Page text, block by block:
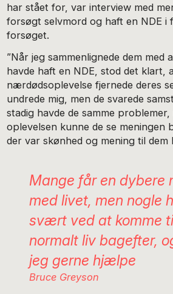
har stået for, var interview med
forsøgt selvmord og haft en NDE i
forsøget.
”Når jeg sammenlignede dem med
havde haft en NDE, stod det klart,
nærdødsoplevelse fjernede deres
undrede mig, men de svarede
stadig havde de samme
oplevelsen kunne de se meningen
der var skønhed og mening til dem
Mange får en dybere
med livet, men nogle
svært ved at komme
normalt liv bagefter,
jeg gerne hjælpe
Bruce Greyson